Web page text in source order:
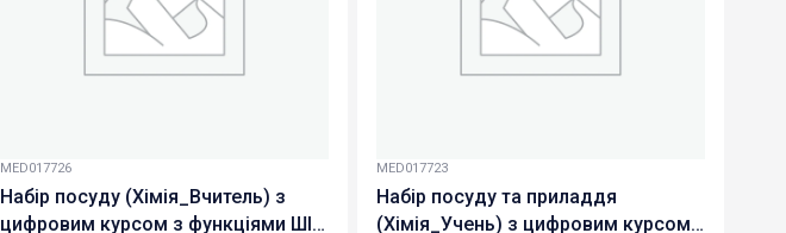
MED017726
Набір посуду (Хімія_Вчитель) з
цифровим курсом з функціями ШІ
MED017723
Набір посуду та приладдя
(Хімія_Учень) з цифровим курсом